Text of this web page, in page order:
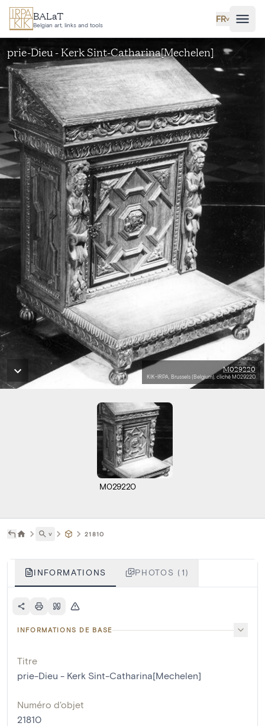
Aller au contenu principal
BALaT
Belgian art, links and tools
FR˅
prie-Dieu - Kerk Sint-Catharina[Mechelen]
M029220
KIK-IRPA, Brussels (Belgium), cliché M029220
M029220
˅ 21810
INFORMATIONS PHOTOS (1)
INFORMATIONS DE BASE
Titre
prie-Dieu - Kerk Sint-Catharina[Mechelen]
Numéro d'objet
21810